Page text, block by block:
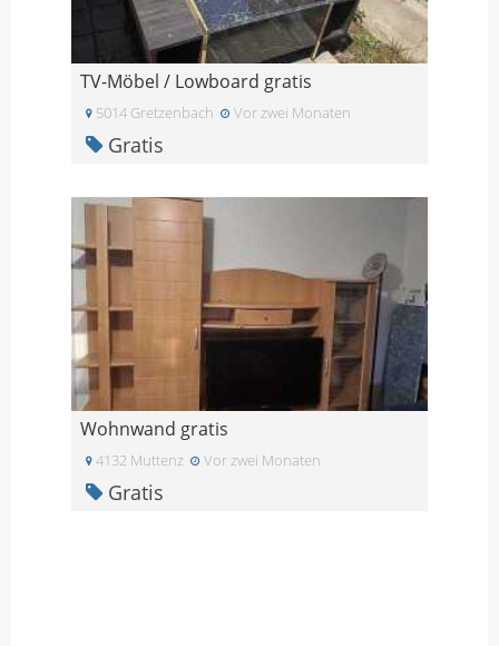
TV-Möbel / Lowboard gratis
5014 Gretzenbach Vor zwei Monaten
Gratis
Wohnwand gratis
4132 Muttenz Vor zwei Monaten
Gratis